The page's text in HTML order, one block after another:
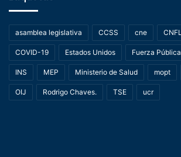
asamblea legislativa CCSS cne CNFL
COVID-19 Estados Unidos Fuerza Pública
INS MEP Ministerio de Salud mopt
OIJ Rodrigo Chaves. TSE ucr